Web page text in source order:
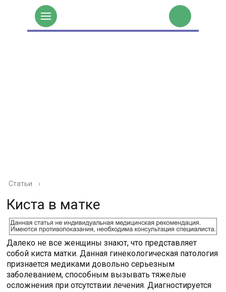
Статьи ›
Киста в матке
Далеко не все женщины знают, что представляет
собой киста матки. Данная гинекологическая патология
признается медиками довольно серьезным
заболеванием, способным вызывать тяжелые
осложнения при отсутствии лечения. Диагностируется